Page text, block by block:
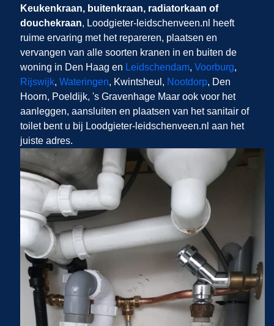
Keukenkraan, buitenkraan, radiatorkaan of
douchekraan, Loodgieter-leidschenveen.nl​​​​​​​
heeft
ruime ervaring met het repareren, plaatsen en
vervangen van alle soorten kranen in en buiten de
woning in Den Haag en Leidschendam, Voorburg,
Rijswijk, Wateringen, Kwintsheul, Nootdorp, Den
Hoorn, Poeldijk, 's Gravenhage Maar ook voor het
aanleggen, aansluiten en plaatsen van het sanitair of
toilet bent u bij Loodgieter-leidschenveen.nl aan het
juiste adres.